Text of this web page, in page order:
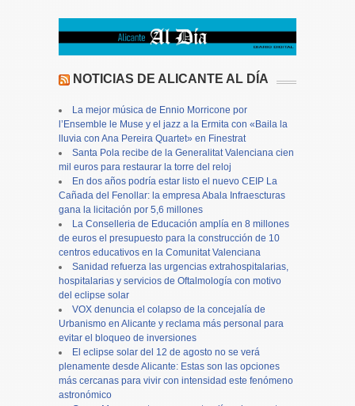
NOTICIAS DE ALICANTE AL DÍA
La mejor música de Ennio Morricone por
l’Ensemble le Muse y el jazz a la Ermita con «Baila la
lluvia con Ana Pereira Quartet» en Finestrat
Santa Pola recibe de la Generalitat Valenciana cien
mil euros para restaurar la torre del reloj
En dos años podría estar listo el nuevo CEIP La
Cañada del Fenollar: la empresa Abala Infraescturas
gana la licitación por 5,6 millones
La Conselleria de Educación amplía en 8 millones
de euros el presupuesto para la construcción de 10
centros educativos en la Comunitat Valenciana
Sanidad refuerza las urgencias extrahospitalarias,
hospitalarias y servicios de Oftalmología con motivo
del eclipse solar
VOX denuncia el colapso de la concejalía de
Urbanismo en Alicante y reclama más personal para
evitar el bloqueo de inversiones
El eclipse solar del 12 de agosto no se verá
plenamente desde Alicante: Estas son las opciones
más cercanas para vivir con intensidad este fenómeno
astronómico